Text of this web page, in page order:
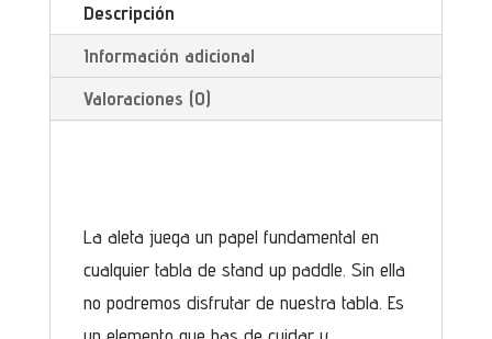
Descripción
Información adicional
Valoraciones (0)
La aleta juega un papel fundamental en
cualquier tabla de stand up paddle. Sin ella
no podremos disfrutar de nuestra tabla. Es